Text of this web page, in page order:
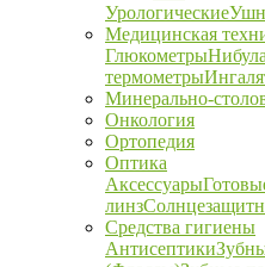
Урологические
Медицинская
Глюкометры
термометры
Минерально-
Онкология
Ортопедия
Оптика
Аксессуары
линз
Средства гигиены
Антисептики